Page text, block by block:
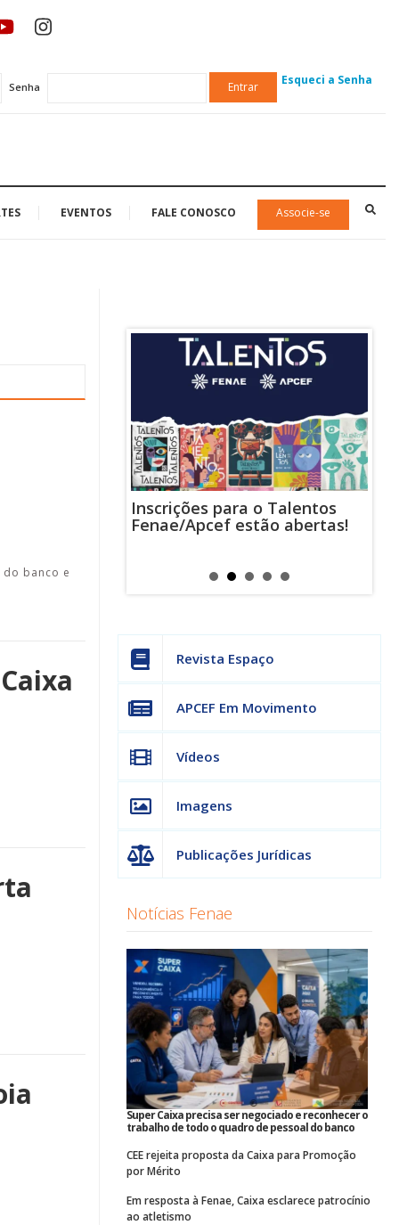
Senha Entrar Esqueci a Senha
EVENTOS FALE CONOSCO Associe-se
banco e
Inscrições para o Talentos
Fenae/Apcef estão abertas!
Revista Espaço
APCEF Em Movimento
Vídeos
Imagens
Publicações Jurídicas
Notícias Fenae
Super Caixa precisa ser negociado e reconhecer o
trabalho de todo o quadro de pessoal do banco
CEE rejeita proposta da Caixa para Promoção
por Mérito
Em resposta à Fenae, Caixa esclarece patrocínio
ao atletismo